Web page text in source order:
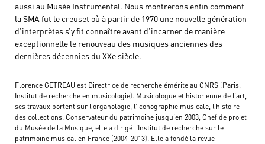
aussi au Musée Instrumental. Nous montrerons enfin comment
la SMA fut le creuset où à partir de 1970 une nouvelle génération
d’interprètes s’y fit connaître avant d’incarner de manière
exceptionnelle le renouveau des musiques anciennes des
dernières décennies du XXe siècle.
Florence GETREAU est Directrice de recherche émérite au CNRS (Paris,
Institut de recherche en musicologie). Musicologue et historienne de l’art,
ses travaux portent sur l’organologie, l’iconographie musicale, l’histoire
des collections. Conservateur du patrimoine jusqu’en 2003, Chef de projet
du Musée de la Musique, elle a dirigé l’Institut de recherche sur le
patrimoine musical en France (2004-2013). Elle a fondé la revue